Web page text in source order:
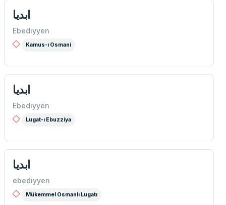
ابديا
Ebediyyen
Kamus-ı Osmani
ابديا
Ebediyyen
Lugat-ı Ebuzziya
ابديا
ebediyyen
Mükemmel Osmanlı Lugatı